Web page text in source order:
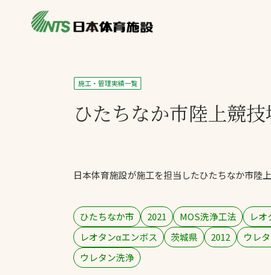
ニュース
ライブラリ
施設別一覧を見
投てき実施可能
環境対応ウレタ
施工・管理実績一覧
ひたちなか市陸上競技
日本体育施設が施工を担当したひたちなか市陸
ひたちなか市 2021 MOS洗浄工法
レ
レオタンαエンボス
茨城県 2012 ウレ
ウレタン洗浄